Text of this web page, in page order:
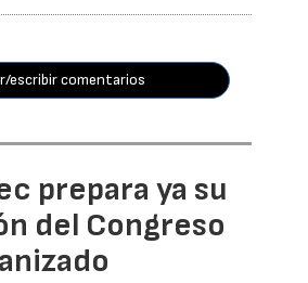
escribir comentarios
prepara ya su
del Congreso